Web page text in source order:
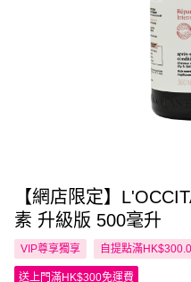
【網店限定】
素 升級版 500毫升
VIP尊享獨享 自提點滿
送上門滿HK$300免運費